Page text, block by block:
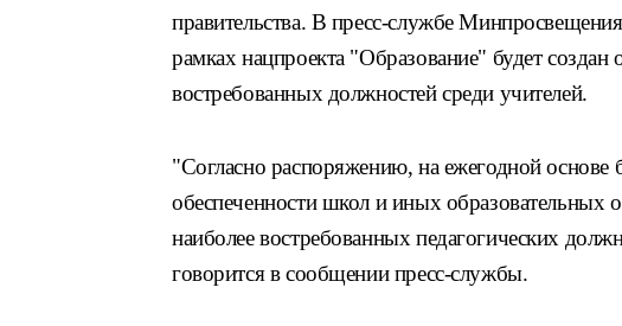
правительства. В пресс-службе
рамках нацпроекта "Образование" будет создан
востребованных должностей среди учителей.
"Согласно распоряжению, на ежегодной основе
обеспеченности школ и иных образовательных
наиболее востребованных педагогических
говорится в сообщении пресс-службы.